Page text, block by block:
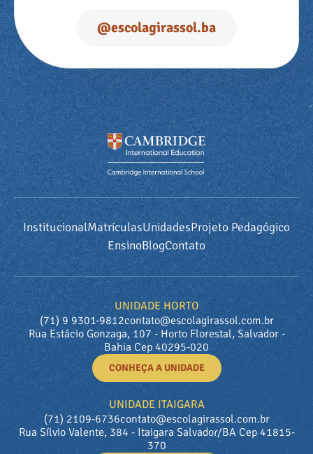
@escolagirassol.ba
InstitucionalMatrículasUnidadesProjeto Pedagógico
EnsinoBlogContato
UNIDADE HORTO
(71) 9 9301-9812contato@escolagirassol.com.br
Rua Estácio Gonzaga, 107 - Horto Florestal, Salvador -
Bahia Cep 40295-020
CONHEÇA A UNIDADE
UNIDADE ITAIGARA
(71) 2109-6736contato@escolagirassol.com.br
Rua Sílvio Valente, 384 - Itaigara Salvador/BA Cep 41815-
370